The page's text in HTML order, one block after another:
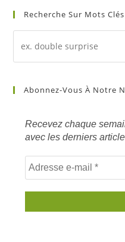
Recherche Sur Mots Clés
d'un
mots
Abonnez-Vous À Notre
Recevez chaque
avec les derniers